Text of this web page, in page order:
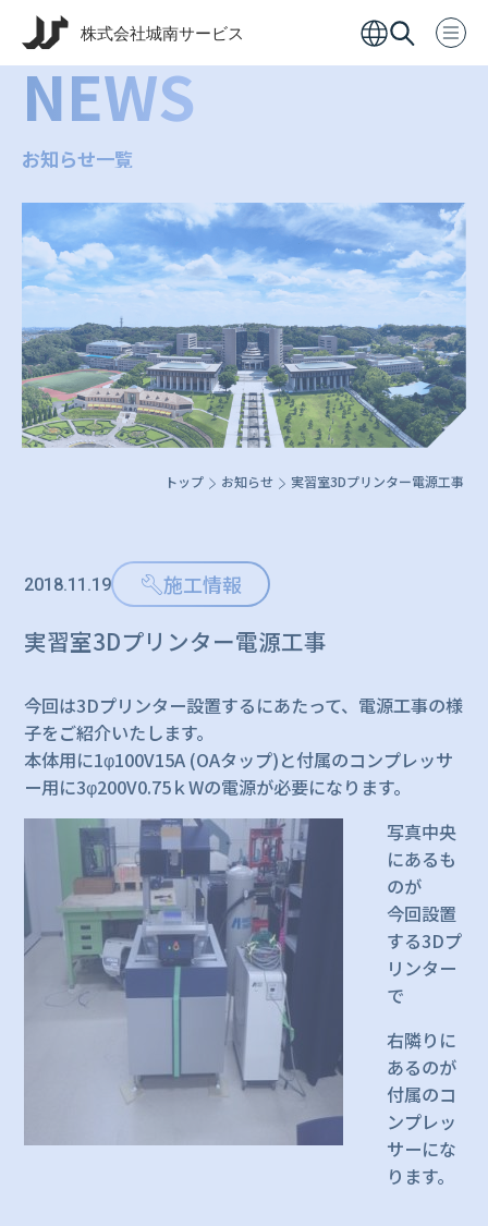
NEWS
お知らせ一覧
トップ お知らせ 実習室3Dプリンター電源工事
2018.11.19 施工情報
実習室3Dプリンター電源工事
今回は3Dプリンター設置するにあたって、電源工事の様
子をご紹介いたします。
本体用に1φ100V15A (OAタップ)と付属のコンプレッサ
ー用に3φ200V0.75ｋWの電源が必要になります。
写真中央
にあるも
のが
今回設置
する3Dプ
リンター
で
右隣りに
あるのが
付属のコ
ンプレッ
サーにな
ります。